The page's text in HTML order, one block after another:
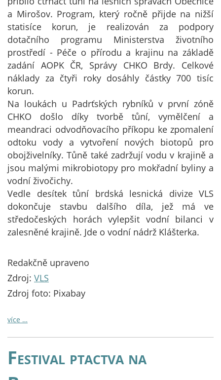
a Mirošov. Program, který ročně přijde na nižší
statisíce korun, je realizován za podpory
dotačního programu Ministerstva životního
prostředí - Péče o přírodu a krajinu na základě
zadání AOPK ČR, Správy CHKO Brdy. Celkové
náklady za čtyři roky dosáhly částky 700 tisíc
korun.
Na loukách u Padrťských rybníků v první zóně
CHKO došlo díky tvorbě tůní, vymělčení a
meandraci odvodňovacího příkopu ke zpomalení
odtoku vody a vytvoření nových biotopů pro
obojživelníky. Tůně také zadržují vodu v krajině a
jsou malými mikrobiotopy pro mokřadní byliny a
vodní živočichy.
Vedle desítek tůní brdská lesnická divize VLS
dokončuje stavbu dalšího díla, jež má ve
středočeských horách vylepšit vodní bilanci v
zalesněné krajině. Jde o vodní nádrž Klášterka.
Redakčně upraveno
Zdroj: VLS
Zdroj foto: Pixabay
více …
Festival ptactva na